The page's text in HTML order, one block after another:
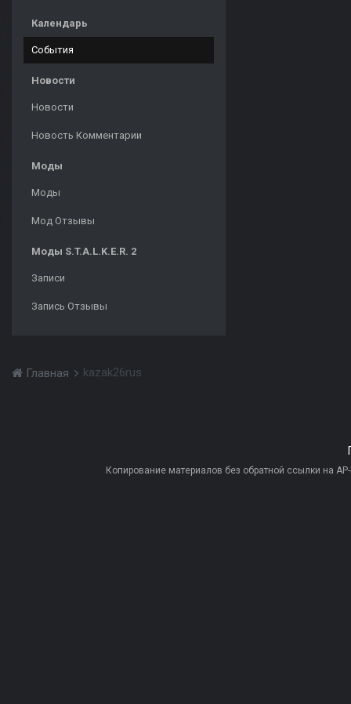
Календарь
События
Новости
Новости
Новость Комментарии
Моды
Моды
Мод Отзывы
Моды S.T.A.L.K.E.R. 2
Записи
Запись Отзывы
Главная kazak26rus
Копирование материалов без обратной ссылки на